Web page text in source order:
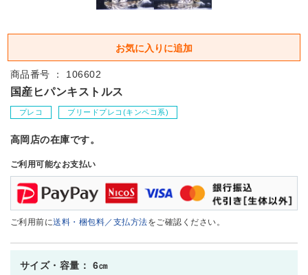
商品番号 ： 106602
国産ヒパンキストルス
プレコ ブリードプレコ(キンペコ系)
高岡店の在庫です。
ご利用可能なお支払い
ご利用前に送料・梱包料／支払方法をご確認ください。
サイズ・容量： 6㎝